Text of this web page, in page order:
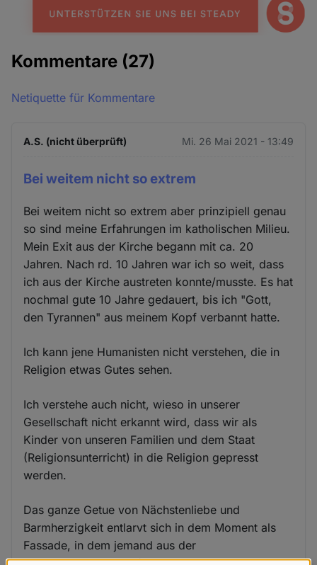
Kommentare (27)
Netiquette für Kommentare
A.S. (nicht überprüft) Mi. 26 Mai 2021 - 13:49
Bei weitem nicht so extrem
Bei weitem nicht so extrem aber prinzipiell genau
so sind meine Erfahrungen im katholischen Milieu.
Mein Exit aus der Kirche begann mit ca. 20
Jahren. Nach rd. 10 Jahren war ich so weit, dass
ich aus der Kirche austreten konnte/musste. Es hat
nochmal gute 10 Jahre gedauert, bis ich "Gott,
den Tyrannen" aus meinem Kopf verbannt hatte.
Ich kann jene Humanisten nicht verstehen, die in
Religion etwas Gutes sehen.
Ich verstehe auch nicht, wieso in unserer
Gesellschaft nicht erkannt wird, dass wir als
Kinder von unseren Familien und dem Staat
(Religionsunterricht) in die Religion gepresst
werden.
Das ganze Getue von Nächstenliebe und
Barmherzigkeit entlarvt sich in dem Moment als
Fassade, in dem jemand aus der